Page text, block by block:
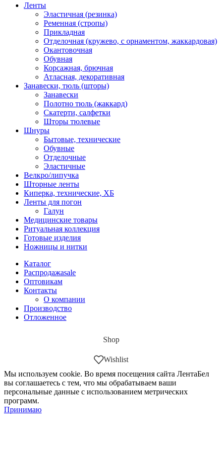
Ленты
Эластичная (резинка)
Ременная (стропы)
Прикладная
Отделочная (кружево, с орнаментом, жаккардовая)
Окантовочная
Обувная
Корсажная, брючная
Атласная, декоративная
Занавески, тюль (шторы)
Занавески
Полотно тюль (жаккард)
Скатерти, салфетки
Шторы тюлевые
Шнуры
Бытовые, технические
Обувные
Отделочные
Эластичные
Велкро/липучка
Шторные ленты
Киперка, технические, ХБ
Ленты для погон
Галун
Медицинские товары
Ритуальная коллекция
Готовые изделия
Ножницы и нитки
Каталог
Распродажаsale
Оптовикам
Контакты
О компании
Производство
Отложенное
Shop
Wishlist
Мы используем cookie. Во время посещения сайта ЛентаБел
вы соглашаетесь с тем, что мы обрабатываем ваши
персональные данные с использованием метрических
программ.
Принимаю